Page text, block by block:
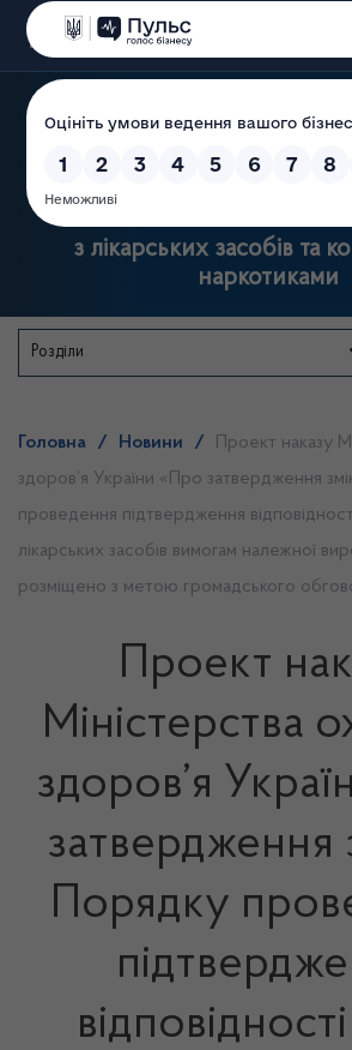
Державна служба
з лікарських засобів та
наркотиками
Розділи
Головна / Новини /
Проект наказу
здоров’я України «Про затвердження
проведення підтвердження
лікарських засобів вимогам належної
розміщено з метою громадського
Проект
Міністерства
здоров’я
затвердження
Порядку